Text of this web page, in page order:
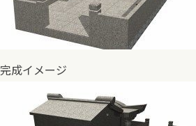
完成イメージ